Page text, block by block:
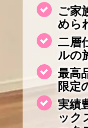
ご家
めら
二層
ルの
最高
限定
実績
ック